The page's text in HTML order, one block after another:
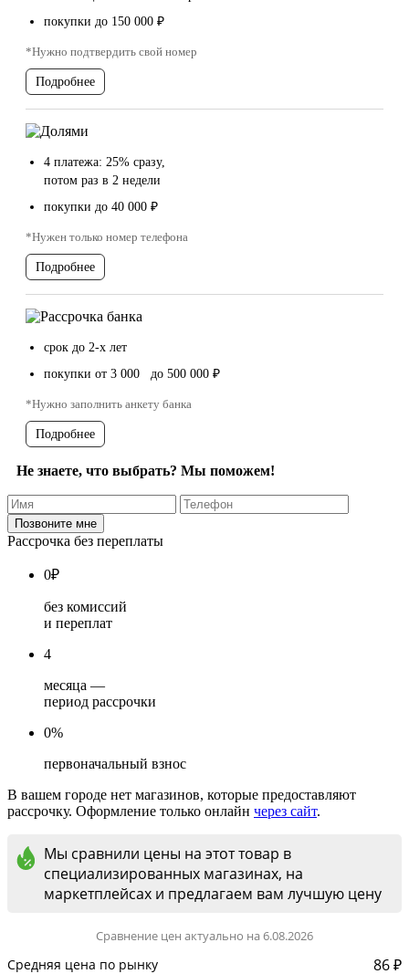
покупки до 150 000 ₽
*Нужно подтвердить свой номер
Подробнее
4 платежа: 25% сразу,
потом раз в 2 недели
покупки до 40 000 ₽
*Нужен только номер телефона
Подробнее
срок до 2-х лет
покупки от 3 000 до 500 000 ₽
*Нужно заполнить анкету банка
Подробнее
Не знаете, что выбрать? Мы поможем!
Рассрочка без переплаты
0₽
без комиссий
и переплат
4
месяца —
период рассрочки
0%
первоначальный взнос
В вашем городе нет магазинов, которые предоставляют
рассрочку. Оформление только онлайн через сайт.
Мы сравнили цены на этот товар в
специализированных магазинах, на
маркетплейсах и предлагаем вам лучшую цену
Сравнение цен актуально на 6.08.2026
Средняя цена по рынку 86 ₽